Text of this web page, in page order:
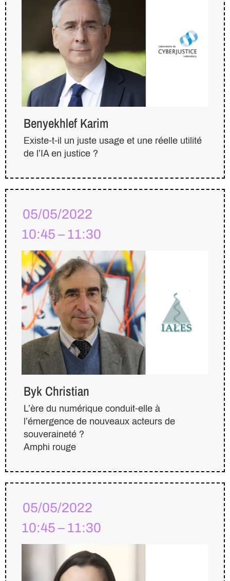
Benyekhlef Karim
Existe-t-il un juste usage et une réelle utilité
de l’IA en justice ?
05/05/2022
10:45 – 11:30
Byk Christian
L’ère du numérique conduit-elle à
l’émergence de nouveaux acteurs de
souveraineté ?
Amphi rouge
05/05/2022
10:45 – 11:30